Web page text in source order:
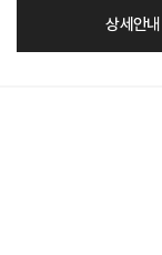
상세안내